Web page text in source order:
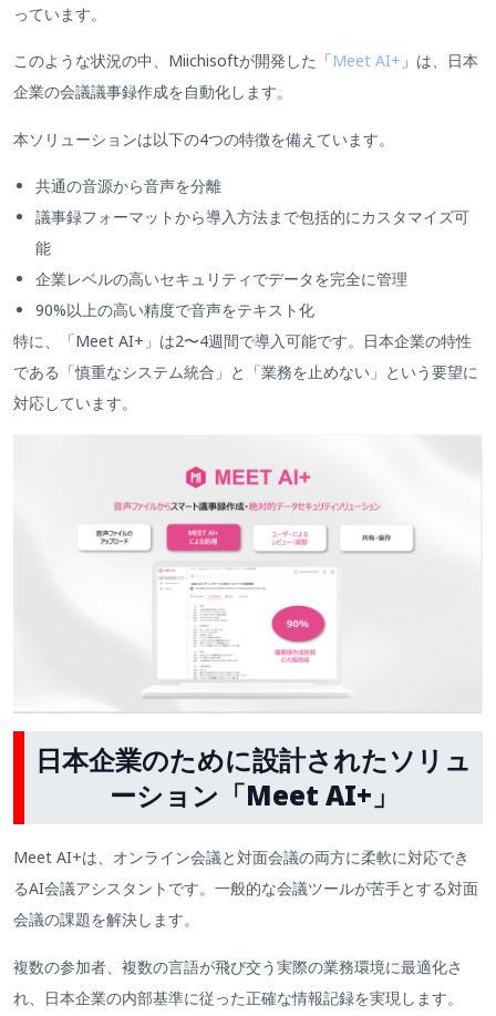
っています。
このような状況の中、Miichisoftが開発した「Meet AI+ 」は、日本
企業の会議議事録作成を自動化します。
本ソリューションは以下の4つの特徴を備えています。
共通の音源から音声を分離
議事録フォーマットから導入方法まで包括的にカスタマイズ可
能
企業レベルの高いセキュリティでデータを完全に管理
90%以上の高い精度で音声をテキスト化
特に、「Meet AI+」は2〜4週間で導入可能です。日本企業の特性
である「慎重なシステム統合」と「業務を止めない」という要望に
対応しています。
日本企業のために設計されたソリュ
ーション「Meet AI+」
Meet AI+は、オンライン会議と対面会議の両方に柔軟に対応でき
るAI会議アシスタントです。一般的な会議ツールが苦手とする対面
会議の課題を解決します。
複数の参加者、複数の言語が飛び交う実際の業務環境に最適化さ
れ、日本企業の内部基準に従った正確な情報記録を実現します。